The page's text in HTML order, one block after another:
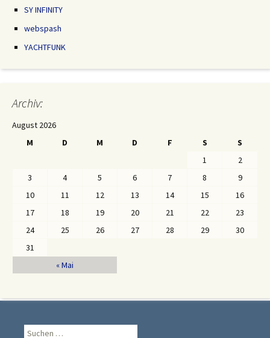
SY INFINITY
webspash
YACHTFUNK
Archiv:
August 2026
M
D M D F S S
« Mai
1
2
3
4 5 6 7 8
9
10
11 12 13 14 15
16
17
18 19 20 21 22
23
24
25 26 27 28 29
30
31
Suche